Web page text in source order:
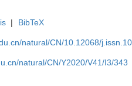
| BibTeX
natural/CN/10.12068/
natural/CN/Y2020/V41/I3/343